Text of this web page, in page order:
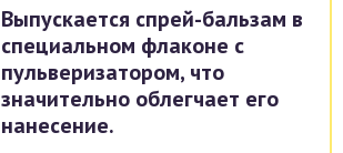
Выпускается спрей-бальзам в
специальном флаконе с
пульверизатором, что
значительно облегчает его
нанесение.